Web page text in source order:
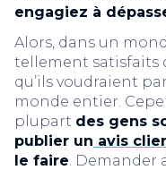
engagiez à
Alors, dans un
tellement satisfaits
qu’ils voudraient
monde entier.
plupart des gens
publier un avis
le faire. Demander